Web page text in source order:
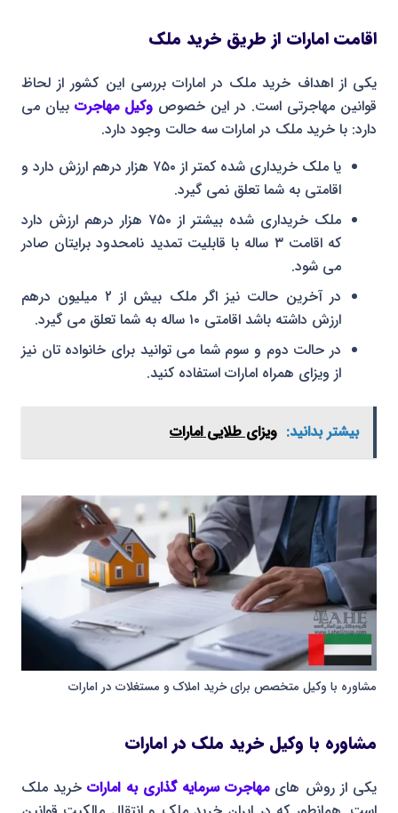
اقامت امارات از طریق خرید ملک
یکی از اهداف خرید ملک در امارات بررسی این کشور از لحاظ
قوانین مهاجرتی است. در این خصوص وکیل مهاجرت بیان می
دارد: با خرید ملک در امارات سه حالت وجود دارد.
یا ملک خریداری شده کمتر از ۷۵۰ هزار درهم ارزش دارد و
اقامتی به شما تعلق نمی گیرد.
ملک خریداری شده بیشتر از ۷۵۰ هزار درهم ارزش دارد
که اقامت ۳ ساله با قابلیت تمدید نامحدود برایتان صادر
می شود.
در آخرین حالت نیز اگر ملک بیش از ۲ میلیون درهم
ارزش داشته باشد اقامتی ۱۰ ساله به شما تعلق می گیرد.
در حالت دوم و سوم شما می توانید برای خانواده تان نیز
از ویزای همراه امارات استفاده کنید.
بیشتر بدانید: ویزای طلایی امارات
مشاوره با وکیل متخصص برای خرید املاک و مستغلات در امارات
مشاوره با وکیل خرید ملک در امارات
یکی از روش هایمهاجرت سرمایه گذاری به اماراتخرید ملک